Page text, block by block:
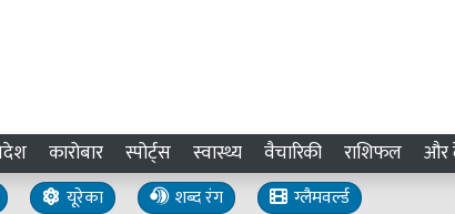
कारोबार स्पोर्ट्स स्वास्थ्य वैचारिकी राशिफल
यूरेका शब्द रंग
ग्लैमवर्ल्ड